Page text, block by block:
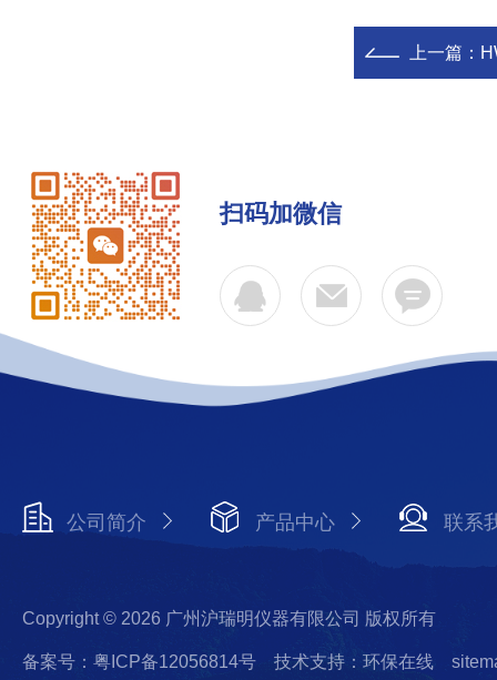
上一篇：
扫码加微信
公司简介 产品中心 联系
Copyright © 2026 广州沪瑞明仪器有限公司 版权所有
备案号：粤ICP备12056814号 技术支持：环保在线